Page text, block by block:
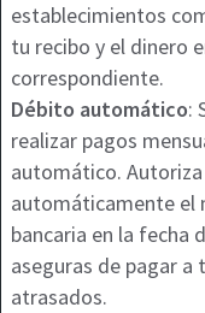
establecimientos
tu recibo y el dinero
correspondiente.
Débito automático:
realizar pagos
automático.
automáticamente el
bancaria en la fecha
aseguras de pagar
atrasados.